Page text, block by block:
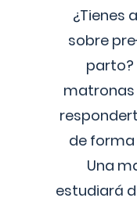
¿Tienes
sobre
parto?
de
Una
estudiará